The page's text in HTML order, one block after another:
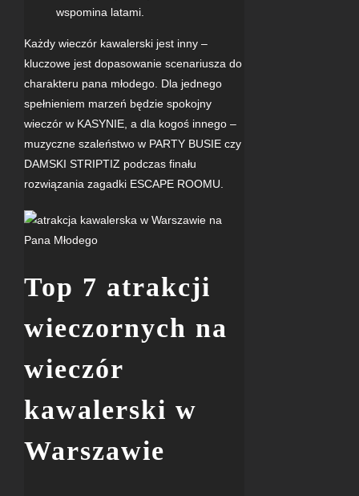
wspomina latami.
Każdy wieczór kawalerski jest inny –
kluczowe jest dopasowanie scenariusza do
charakteru pana młodego. Dla jednego
spełnieniem marzeń będzie spokojny
wieczór w KASYNIE, a dla kogoś innego –
muzyczne szaleństwo w PARTY BUSIE czy
DAMSKI STRIPTIZ podczas finału
rozwiązania zagadki ESCAPE ROOMU.
Top 7 atrakcji
wieczornych na
wieczór
kawalerski w
Warszawie